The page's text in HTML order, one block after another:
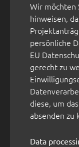
Wir möchten
hinweisen,
persönliche
EU
gerecht zu
diese, um
absenden zu
Data